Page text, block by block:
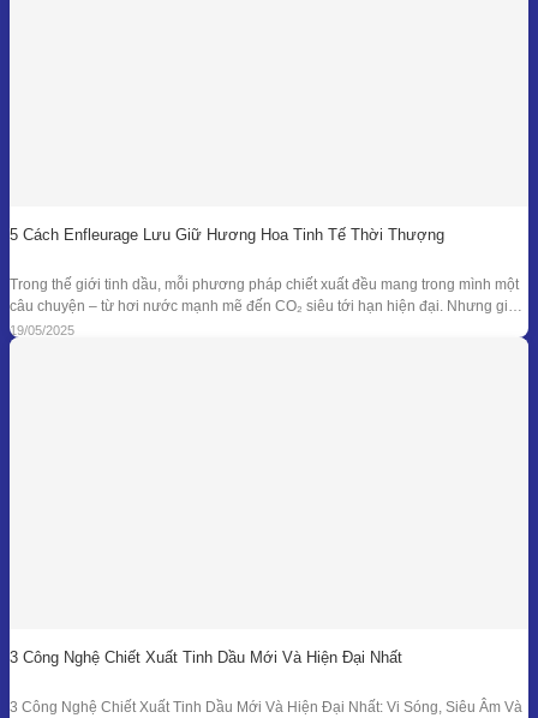
5 Cách Enfleurage Lưu Giữ Hương Hoa Tinh Tế Thời Thượng
Trong thế giới tinh dầu, mỗi phương pháp chiết xuất đều mang trong mình một
câu chuyện – từ hơi nước mạnh mẽ đến CO₂ siêu tới hạn hiện đại. Nhưng giữa
dòng chảy công nghệ ấy, enfleurage – một kỹ thuật cổ xưa và tinh tế – vẫn tồn
tại như một biểu tượng
19/05/2025
3 Công Nghệ Chiết Xuất Tinh Dầu Mới Và Hiện Đại Nhất
3 Công Nghệ Chiết Xuất Tinh Dầu Mới Và Hiện Đại Nhất: Vi Sóng, Siêu Âm Và